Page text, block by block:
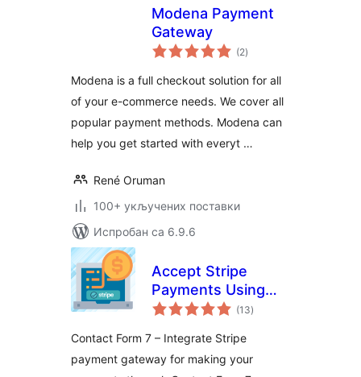
Modena Payment
Gateway
(2укупних
оцена
)
Modena is a full checkout solution for all
of your e-commerce needs. We cover all
popular payment methods. Modena can
help you get started with everyt …
René Oruman
100+ укључених поставки
Испробан са 6.9.6
Accept Stripe
Payments Using
Contact Form 7
(13укупних
оцена
)
Contact Form 7 – Integrate Stripe
payment gateway for making your